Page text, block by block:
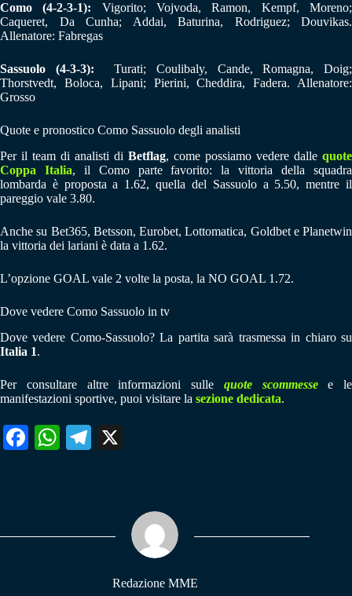
Como (4-2-3-1): Vigorito; Vojvoda, Ramon, Kempf, Moreno;
Caqueret, Da Cunha; Addai, Baturina, Rodriguez; Douvikas.
Allenatore: Fabregas
Sassuolo (4-3-3):Turati; Coulibaly, Cande, Romagna, Doig;
Thorstvedt, Boloca, Lipani; Pierini, Cheddira, Fadera. Allenatore:
Grosso
Quote e pronostico Como Sassuolo degli analisti
Per il team di analisti di Betflag, come possiamo vedere dalle quote
Coppa Italia, il Como parte favorito: la vittoria della squadra
lombarda è proposta a 1.62, quella del Sassuolo a 5.50, mentre il
pareggio vale 3.80.
Anche su Bet365, Betsson, Eurobet, Lottomatica, Goldbet e Planetwin
la vittoria dei lariani è data a 1.62.
L’opzione GOAL vale 2 volte la posta, la NO GOAL 1.72.
Dove vedere Como Sassuolo in tv
Dove vedere Como-Sassuolo? La partita sarà trasmessa in chiaro su
Italia 1.
Per consultare altre informazioni sulle quote scommessee le
manifestazioni sportive, puoi visitare la sezione dedicata.
Fa W
pp
Te
m
Redazione MME